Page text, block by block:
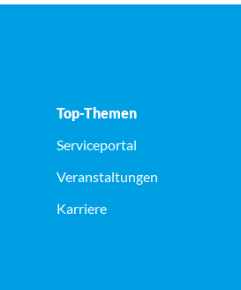
Top-Themen
Serviceportal
Veranstaltungen
Karriere